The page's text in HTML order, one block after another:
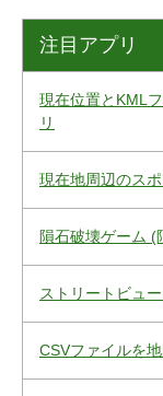
注目アプリ
現在位置とKML
リ
現在地周辺のス
隕石破壊ゲーム (
ストリートビュ
CSVファイルを